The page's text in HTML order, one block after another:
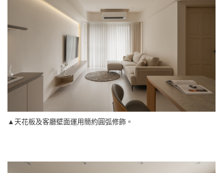
▲天花板及客廳壁面運用簡約圓弧修飾。